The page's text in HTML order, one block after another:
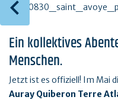
Ein kollektives
Menschen.
Jetzt ist es offiziell! Im Mai
Auray Quiberon Terre